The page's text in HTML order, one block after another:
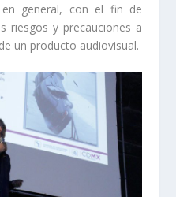
general, con el fin de
riesgos y precauciones a
un producto audiovisual.